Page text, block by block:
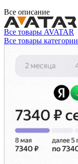
Все описание
Все товары AVATAR
Все товары категории